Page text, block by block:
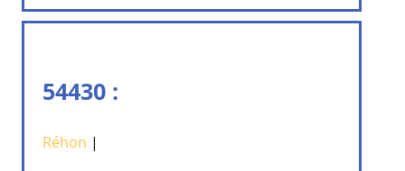
54430 :
Réhon |